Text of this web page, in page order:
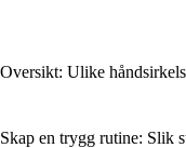
Oversikt: Ulike
Skap en trygg rutine: Slik